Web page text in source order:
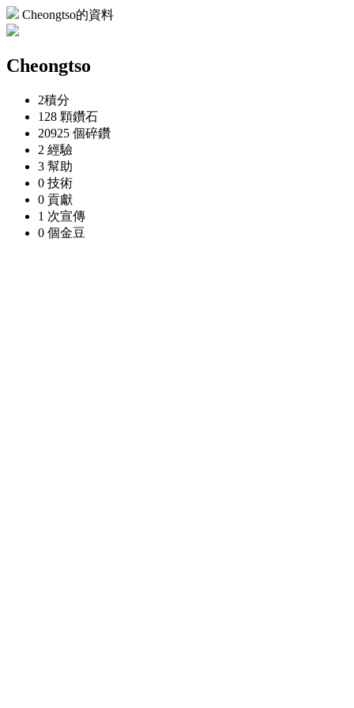
Cheongtso的資料
Cheongtso
2積分
128 顆鑽石
20925 個碎鑽
2 經驗
3 幫助
0 技術
0 貢獻
1 次宣傳
0 個金豆